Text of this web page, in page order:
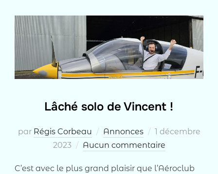
Lâché solo de Vincent !
par Régis Corbeau Annonces
Publié
le
1 décembre
2023
Aucun commentaire
C’est avec le plus grand plaisir que l’Aéroclub